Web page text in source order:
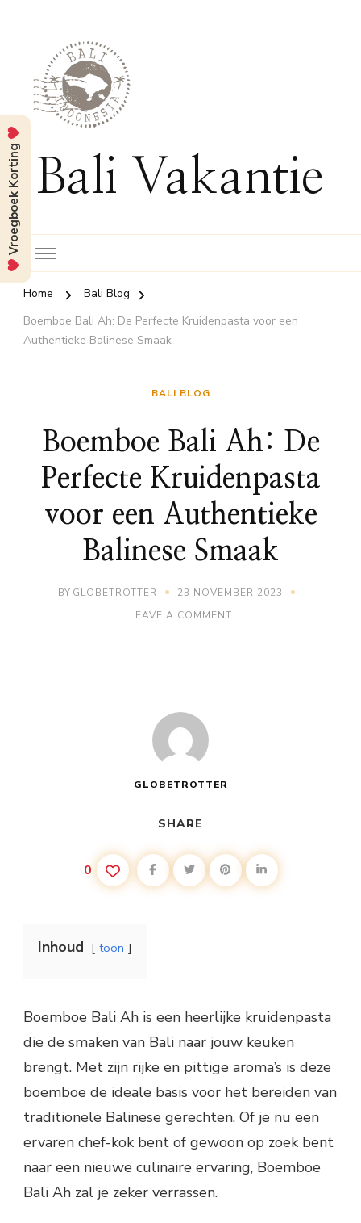
Bali Vakantie
Home
Bali Blog
Boemboe Bali Ah: De Perfecte Kruidenpasta voor een
Authentieke Balinese Smaak
BALI BLOG
Boemboe Bali Ah: De
Perfecte Kruidenpasta
voor een Authentieke
Balinese Smaak
BY GLOBETROTTER
23 NOVEMBER 2023
LEAVE A COMMENTON
GLOBETROTTER
SHARE
0
Inhoud toon
Boemboe Bali Ah is een heerlijke kruidenpasta
die de smaken van Bali naar jouw keuken
brengt. Met zijn rijke en pittige aroma’s is deze
boemboe de ideale basis voor het bereiden van
traditionele Balinese gerechten. Of je nu een
ervaren chef-kok bent of gewoon op zoek bent
naar een nieuwe culinaire ervaring, Boemboe
Bali Ah zal je zeker verrassen.
Vroegboek Korting